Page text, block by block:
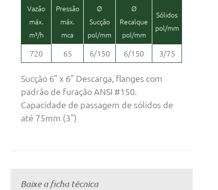
Vazão
máx.
m³/h
Pressão
máx.
mca
Ø
Sucção
pol/mm
Ø
Recalque
pol/mm
Sólidos
pol/mm
720 65 6/150 6/150 3/75
Sucção 6” x 6” Descarga, flanges com
padrão de furação ANSI #150.
Capacidade de passagem de sólidos de
até 75mm (3”)
Baixe a ficha técnica